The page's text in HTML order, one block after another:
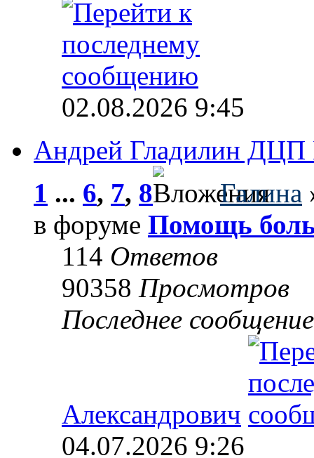
02.08.2026 9:45
Андрей Гладилин ДЦП
1 ... 6, 7, 8 Галина
в форуме Помощь
114 Ответов
90358 Просмотров
Последнее
Александрович
04.07.2026 9:26